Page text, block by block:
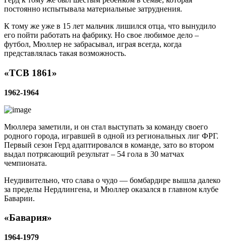
постоянно испытывала материальные затруднения.
К тому же уже в 15 лет мальчик лишился отца, что вынудило
его пойти работать на фабрику. Но свое любимое дело –
футбол, Мюллер не забрасывал, играя всегда, когда
представлялась такая возможность.
«ТСВ 1861»
1962-1964
Мюллера заметили, и он стал выступать за команду своего
родного города, игравшей в одной из региональных лиг ФРГ.
Первый сезон Герд адаптировался в команде, зато во втором
выдал потрясающий результат – 54 гола в 30 матчах
чемпионата.
Неудивительно, что слава о чудо — бомбардире вышла далеко
за пределы Нердлингена, и Мюллер оказался в главном клубе
Баварии.
«Бавария»
1964-1979